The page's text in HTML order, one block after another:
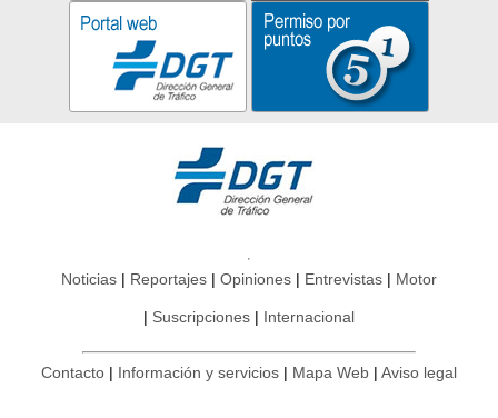
Noticias Reportajes Opiniones Entrevistas Motor
Suscripciones Internacional
Contacto Información y servicios Mapa Web Aviso legal